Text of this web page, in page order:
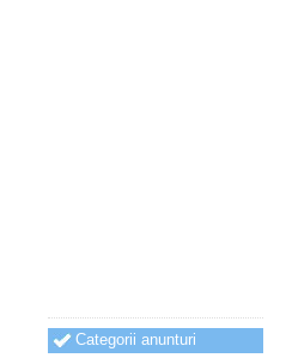
Categorii anunturi